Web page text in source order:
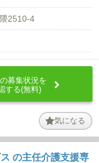
2510-4
募集状況を
する(無料)
気になる
の主任介護支援専